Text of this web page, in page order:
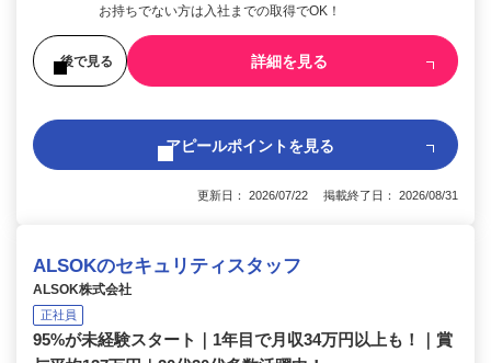
お持ちでない方は入社までの取得でOK！
後で見る 詳細を見る
アピールポイントを見る
更新日： 2026/07/22 掲載終了日： 2026/08/31
ALSOKのセキュリティスタッフ
ALSOK株式会社
正社員
95%が未経験スタート｜1年目で月収34万円以上も！｜賞